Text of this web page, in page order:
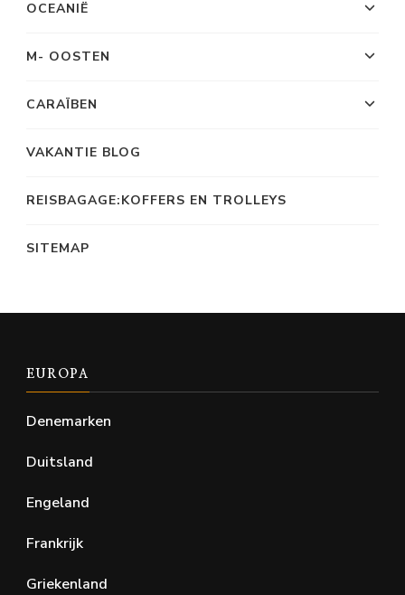
OCEANIË
M- OOSTEN
CARAÏBEN
VAKANTIE BLOG
REISBAGAGE:KOFFERS EN TROLLEYS
SITEMAP
EUROPA
Denemarken
Duitsland
Engeland
Frankrijk
Griekenland